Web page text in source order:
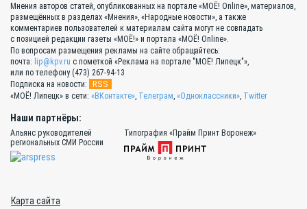
Мнения авторов статей, опубликованных на портале «МОЁ! Online», материалов,
размещённых в разделах «Мнения», «Народные новости», а также
комментариев пользователей к материалам сайта могут не совпадать
с позицией редакции газеты «МОЁ!» и портала «МОЁ! Online».
По вопросам размещения рекламы на сайте обращайтесь:
почта: lip@kpv.ru с пометкой «Реклама на портале "МОЁ! Липецк"»,
или по телефону (473) 267-94-13
Подписка на новости:
RSS
«МОЁ! Липецк» в сети: «ВКонтакте», Телеграм, «Одноклассники», Twitter
Наши партнёры:
Альянс руководителей
региональных СМИ России
Типография «Прайм Принт Воронеж»
Карта сайта